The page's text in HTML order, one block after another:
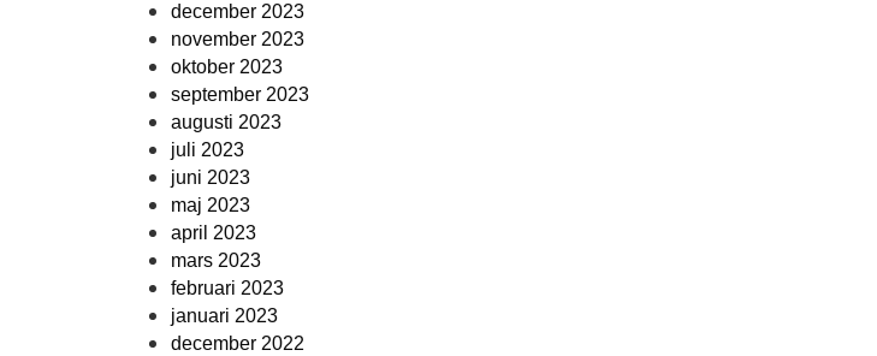
december 2023
november 2023
oktober 2023
september 2023
augusti 2023
juli 2023
juni 2023
maj 2023
april 2023
mars 2023
februari 2023
januari 2023
december 2022